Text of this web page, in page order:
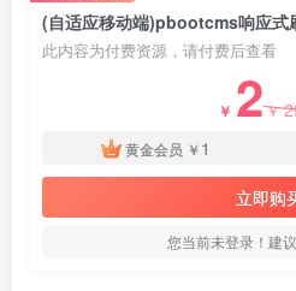
此内容为付费资源，请付费后查看
￥ 2￥
黄金会员 ￥ 1
立即购
您当前未登录！建